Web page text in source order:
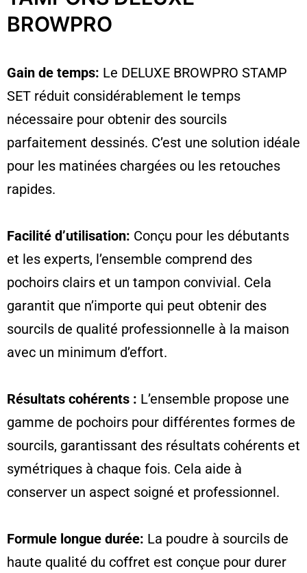
BROWPRO
Gain de temps: Le DELUXE BROWPRO STAMP
SET réduit considérablement le temps
nécessaire pour obtenir des sourcils
parfaitement dessinés. C’est une solution idéale
pour les matinées chargées ou les retouches
rapides.
Facilité d’utilisation: Conçu pour les débutants
et les experts, l’ensemble comprend des
pochoirs clairs et un tampon convivial. Cela
garantit que n’importe qui peut obtenir des
sourcils de qualité professionnelle à la maison
avec un minimum d’effort.
Résultats cohérents : L’ensemble propose une
gamme de pochoirs pour différentes formes de
sourcils, garantissant des résultats cohérents et
symétriques à chaque fois. Cela aide à
conserver un aspect soigné et professionnel.
Formule longue durée: La poudre à sourcils de
haute qualité du coffret est conçue pour durer